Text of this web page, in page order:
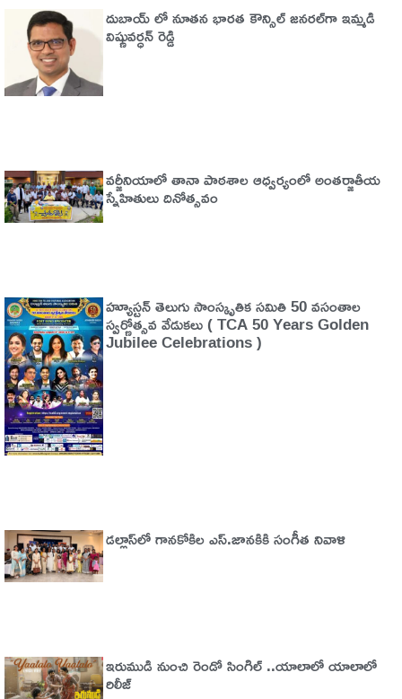
దుబాయ్ లో నూతన భారత కౌన్సిల్ జనరల్‌గా ఇమ్మడి
విష్ణువర్ధన్ రెడ్డి
వర్జీనియాలో తానా పాఠశాల ఆధ్వర్యంలో అంతర్జాతీయ
స్నేహితులు దినోత్సవం
హ్యూస్టన్ తెలుగు సాంస్కృతిక సమితి 50 వసంతాల
స్వర్ణోత్సవ వేడుకలు ( TCA 50 Years Golden
Jubilee Celebrations )
డల్లాస్‌లో గానకోకిల ఎస్.జానకికి సంగీత నివాళి
ఇరుముడి నుంచి రెండో సింగిల్ ..యాలాలో యాలాలో
రిలీజ్